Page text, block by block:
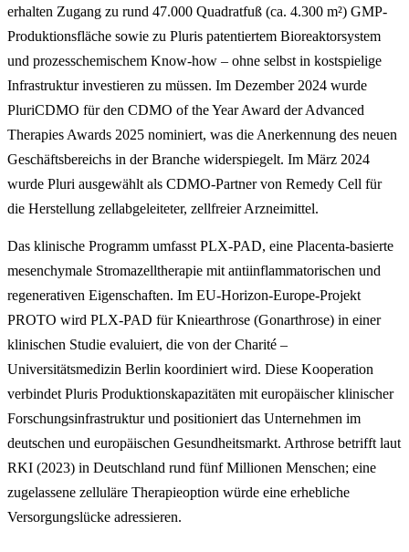
erhalten Zugang zu rund 47.000 Quadratfuß (ca. 4.300 m²) GMP-
Produktionsfläche sowie zu Pluris patentiertem Bioreaktorsystem
und prozesschemischem Know-how – ohne selbst in kostspielige
Infrastruktur investieren zu müssen. Im Dezember 2024 wurde
PluriCDMO für den CDMO of the Year Award der Advanced
Therapies Awards 2025 nominiert, was die Anerkennung des neuen
Geschäftsbereichs in der Branche widerspiegelt. Im März 2024
wurde Pluri ausgewählt als CDMO-Partner von Remedy Cell für
die Herstellung zellabgeleiteter, zellfreier Arzneimittel.
Das klinische Programm umfasst PLX-PAD, eine Placenta-basierte
mesenchymale Stromazelltherapie mit antiinflammatorischen und
regenerativen Eigenschaften. Im EU-Horizon-Europe-Projekt
PROTO wird PLX-PAD für Kniearthrose (Gonarthrose) in einer
klinischen Studie evaluiert, die von der Charité –
Universitätsmedizin Berlin koordiniert wird. Diese Kooperation
verbindet Pluris Produktionskapazitäten mit europäischer klinischer
Forschungsinfrastruktur und positioniert das Unternehmen im
deutschen und europäischen Gesundheitsmarkt. Arthrose betrifft laut
RKI (2023) in Deutschland rund fünf Millionen Menschen; eine
zugelassene zelluläre Therapieoption würde eine erhebliche
Versorgungslücke adressieren.